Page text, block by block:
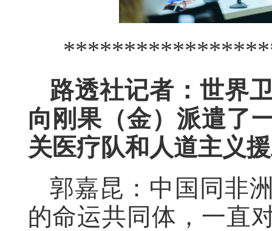
路透社记者：世界
向刚果（金）派遣了
关医疗队和人道主义
郭嘉昆：中国同非
的命运共同体，一直